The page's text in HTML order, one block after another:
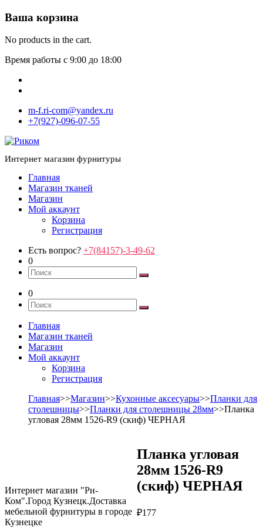
Ваша корзина
No products in the cart.
Время работы с 9:00 до 18:00
m-f.ri-com@yandex.ru
+7(927)-096-07-55
Интернет магазин фурнитуры
Главная
Магазин тканей
Магазин
Мой аккаунт
Корзина
Регистрация
Есть вопрос? +7(84157)-3-49-62
0
0
Главная
Магазин тканей
Магазин
Мой аккаунт
Корзина
Регистрация
Главная>>Магазин>>Кухонные аксесуары>>Планки для
столешницы>>Планки для столешницы 28мм>>Планка
угловая 28мм 1526-R9 (скиф) ЧЕРНАЯ
Планка угловая
28мм 1526-R9
(скиф) ЧЕРНАЯ
₽177
Интернет магазин "Ри-
Ком".Город Кузнецк.Доставка
мебельной фурнитуры в городе
Кузнецке